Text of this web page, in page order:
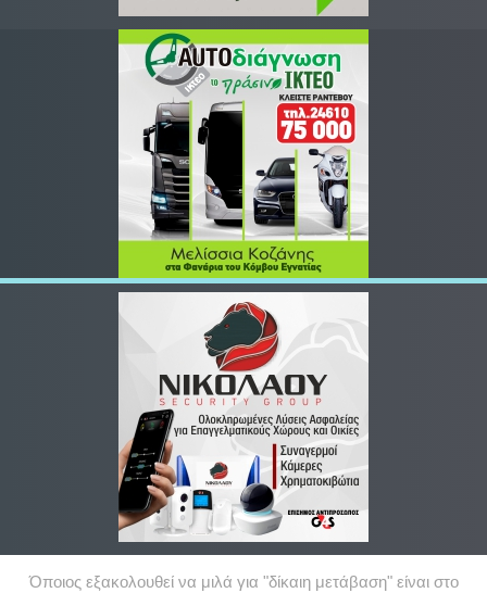
Όποιος εξακολουθεί να μιλά για "δίκαιη μετάβαση" είναι στο